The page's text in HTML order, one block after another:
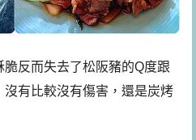
反而失去了松阪豬的Q度跟
有比較沒有傷害，還是炭烤